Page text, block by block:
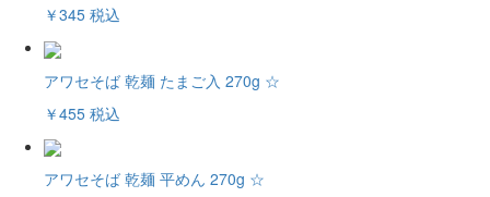
￥345 税込
アワセそば 乾麺 たまご入 270g ☆
￥455 税込
アワセそば 乾麺 平めん 270g ☆